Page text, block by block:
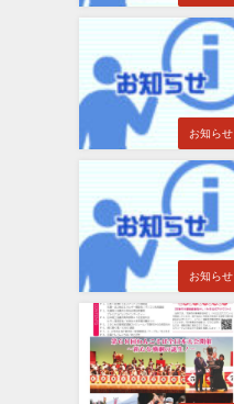
お知らせ
お知らせ